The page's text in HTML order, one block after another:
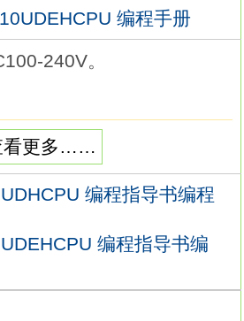
编程手册
240V。
软元件测试功能，在程序
户指定值。
程序段时，需要追加设定
能，无需更改程序，即可
看更多……
编程指导书编程
编程指导书编